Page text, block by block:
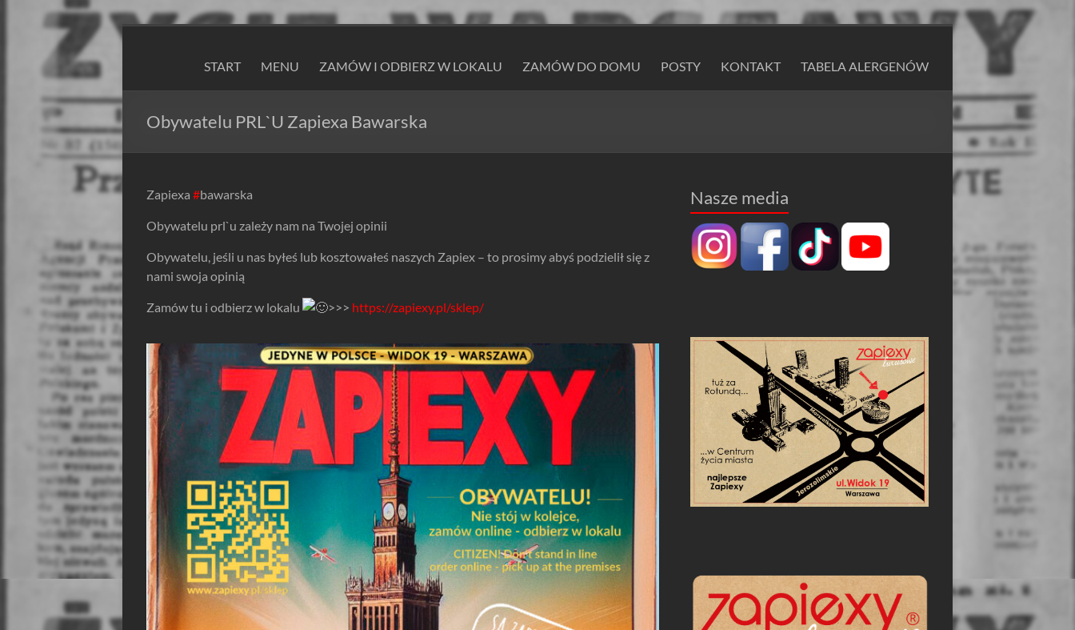
Skip
ZAPIEXY
LUXUSOWE
–
SMAK
PRL`U
ORYGINALNE!
Są
Zapiekanki
są
START MENU ZAMÓW I ODBIERZ W LOKALU ZAMÓW DO DOMU POSTY KONTAKT TABELA ALERGENÓW
Obywatelu PRL`U Zapiexa Bawarska
Zapiexa #bawarska
Obywatelu prl`u zależy nam na Twojej opinii
Obywatelu, jeśli u nas byłeś lub kosztowałeś naszych Zapiex – to prosimy abyś podzielił się z
nami swoja opinią
Zamów tu i odbierz w lokalu >>> https://zapiexy.pl/sklep/
Nasze media